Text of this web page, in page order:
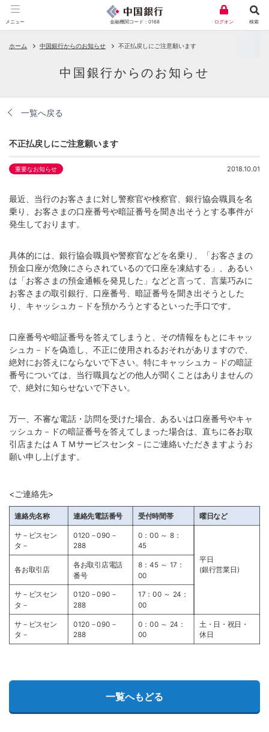
金融機関コード：0168
メニュー 検索
ログオン
ホーム 中国銀行からのお知らせ 不正払戻しにご注意願います
中国銀行からのお知らせ
一覧へ戻る
不正払戻しにご注意願います
重要なお知らせ 2018.10.01
最近、当行のお客さまに対し警察官や検察官、銀行協会職員を名
乗り、お客さまの口座番号や暗証番号を聞き出そうとする事件が
発生しております。
具体的には、銀行協会職員や警察官などを名乗り、「お客さまの
預金口座が危険にさらされているので口座を凍結する」、あるい
は「お客さまの預金通帳を発見した」などと言って、言葉巧みに
お客さまの取引銀行、口座番号、暗証番号を聞き出そうとした
り、キャッシュカ－ドを預かろうとするといった手口です。
口座番号や暗証番号を答えてしまうと、その情報をもとにキャッ
シュカ－ドを偽造し、不正に使用されるおそれがありますので、
絶対にお答えにならないで下さい。特にキャッシュカ－ドの暗証
番号については、当行職員などの他人が聞くことはありませんの
で、絶対に知らせないで下さい。
万一、不審な電話・訪問を受けた場合、あるいは口座番号やキャ
ッシュカ－ドの暗証番号を答えてしまった場合は、直ちに各お取
引店またはＡＴＭサービスセンタ－にご連絡いただきますようお
願い申し上げます。
<ご連絡先>
連絡先名称 連絡先電話番号 受付時間帯 曜日など
サ－ビスセン
タ－
0120－090－
288
0：00 ～ 8：
45
平日
(銀行営業日)
各お取引店
各お取引店電話
番号
8：45 ～ 17：
00
サ－ビスセン
タ－
0120－090－
288
17：00 ～ 24：
00
サ－ビスセン
タ－
0120－090－
288
0：00 ～ 24：
00
土・日・祝日・
休日
一覧へもどる